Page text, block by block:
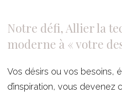
Notre défi, Allier la
moderne à « votre
Vos désirs ou vos besoins,
d’inspiration, vous